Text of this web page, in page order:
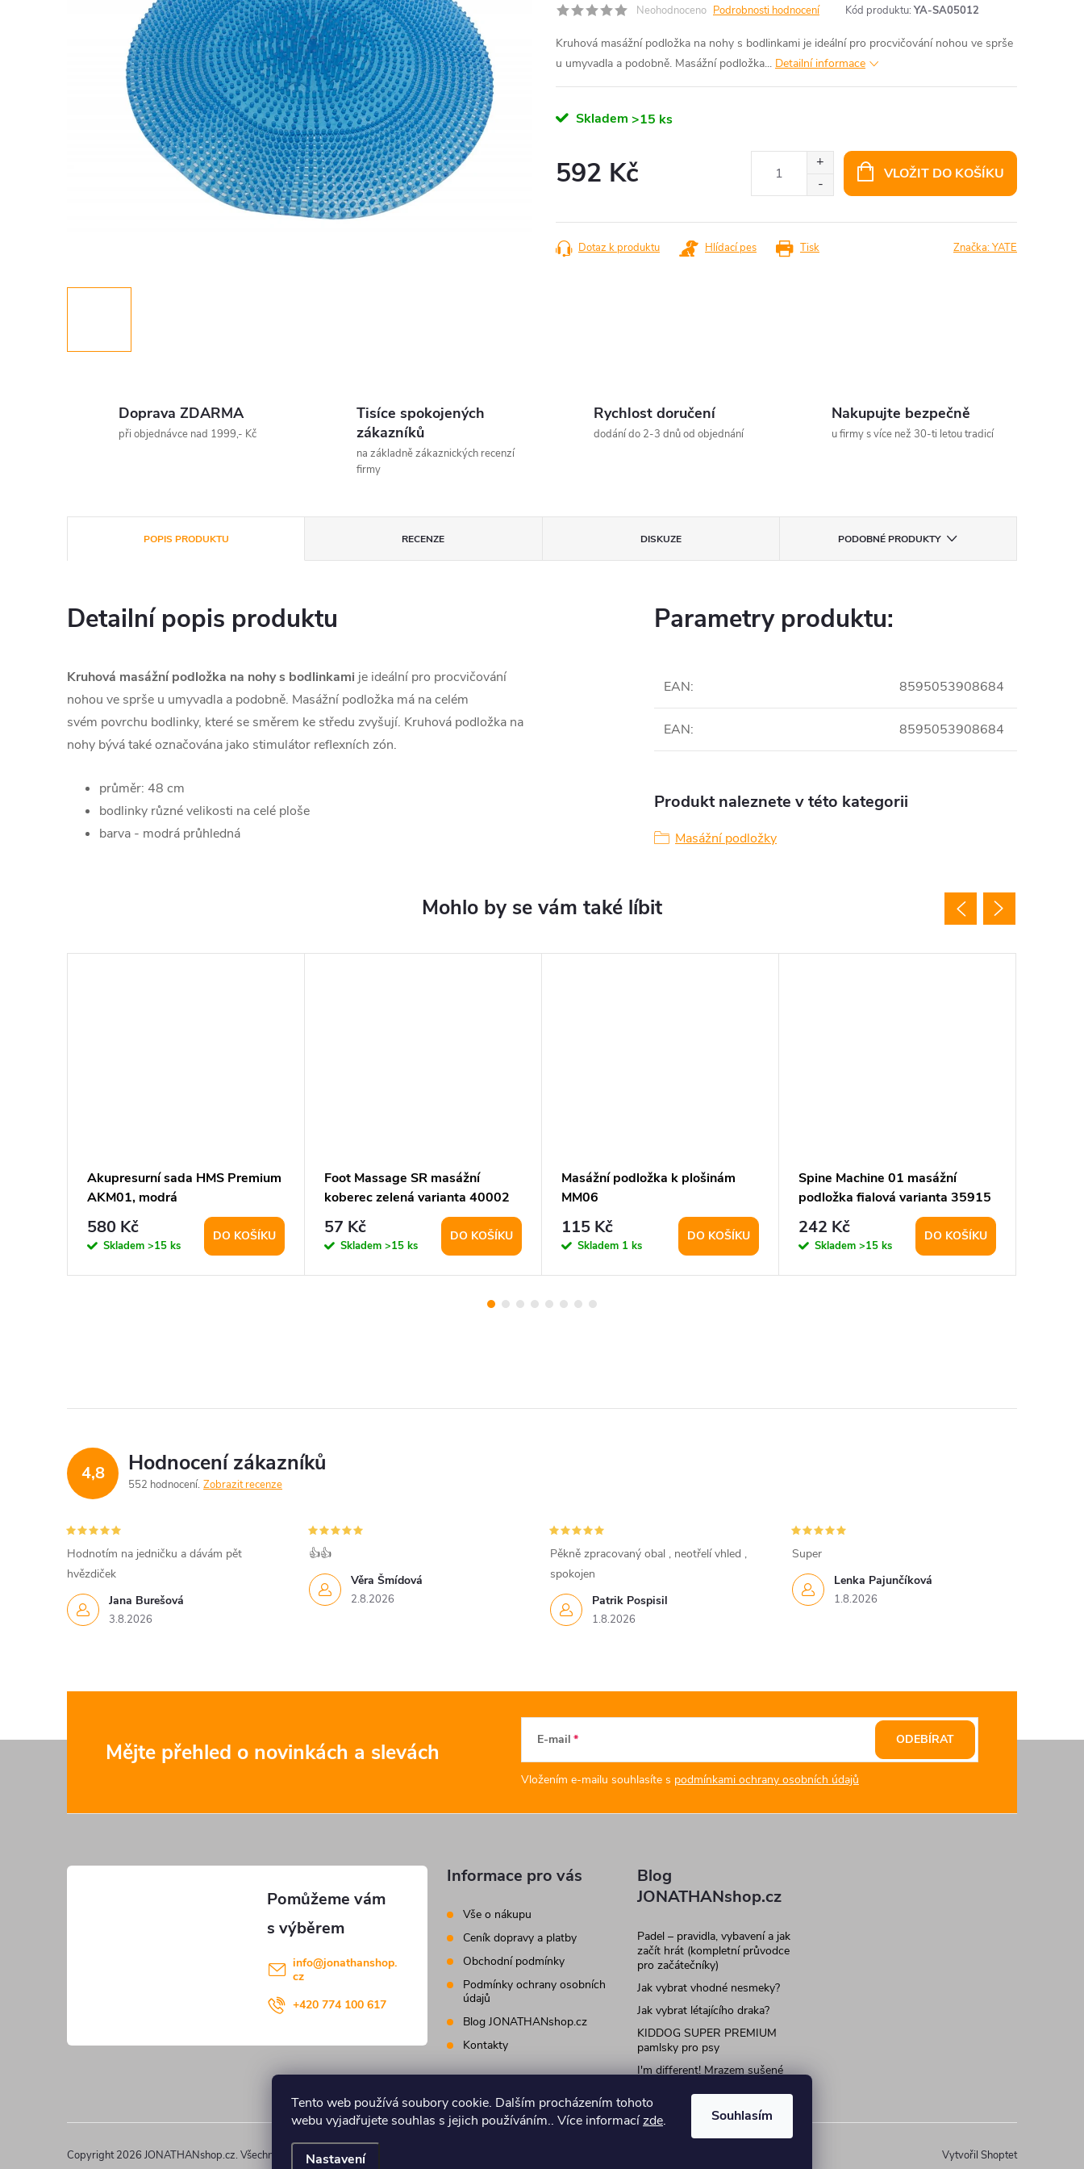
Tento web používá soubory cookie. Dalším procházením tohoto
webu vyjadřujete souhlas s jejich používáním.. Více informacízde.
Nastavení
Souhlasím
Neohodnoceno Podrobnosti hodnocení Kód produktu: YA-SA05012
Kruhová masážní podložka na nohy s bodlinkami je ideální pro procvičování nohou ve sprše
u umyvadla a podobně. Masážní podložka... Detailní informace
Skladem >15 ks
592 Kč VLOŽIT DO KOŠÍKU
Tisk
Dotaz k produktu Hlídací pes Značka:YATE
Doprava ZDARMA
při objednávce nad 1999,- Kč
Tisíce spokojených
zákazníků
na základně zákaznických recenzí
firmy
Rychlost doručení
dodání do 2-3 dnů od objednání
Nakupujte bezpečně
u firmy s více než 30-ti letou tradicí
POPIS PRODUKTU RECENZE DISKUZE PODOBNÉ PRODUKTY
Detailní popis produktu
Kruhová masážní podložka na nohy s bodlinkami je ideální pro procvičování
nohou ve sprše u umyvadla a podobně. Masážní podložka má na celém
svém povrchu bodlinky, které se směrem ke středu zvyšují. Kruhová podložka na
nohy bývá také označována jako stimulátor reflexních zón.
průměr: 48 cm
bodlinky různé velikosti na celé ploše
barva - modrá průhledná
Parametry produktu:
EAN: 8595053908684
EAN: 8595053908684
Produkt naleznete v této kategorii
Masážní podložky
Akupresurní sada HMS Premium
AKM01, modrá
580 Kč
Skladem >15 ks
DO KOŠÍKU
Foot Massage SR masážní
koberec zelená varianta 40002
57 Kč
Skladem >15 ks
DO KOŠÍKU
Masážní podložka k plošinám
MM06
115 Kč
Skladem 1 ks
DO KOŠÍKU
Spine Machine 01 masážní
podložka fialová varianta 35915
242 Kč
Skladem >15 ks
DO KOŠÍKU
4,8 Hodnocení zákazníků
552 hodnocení Zobrazit recenze
Jana Burešová
3.8.2026
Hodnotím na jedničku a dávám pět
hvězdiček
Věra Šmídová
2.8.2026
👍👍
Patrik Pospisil
1.8.2026
Pěkně zpracovaný obal , neotřelí vhled ,
spokojen
Lenka Pajunčíková
1.8.2026
Super
Mějte přehled o novinkách a slevách E-mail
Vložením e-mailu souhlasíte s podmínkami ochrany osobních údajů
ODEBÍRAT
info@jonathanshop.
cz
+420 774 100 617
Informace pro vás
Vše o nákupu
Ceník dopravy a platby
Obchodní podmínky
Podmínky ochrany osobních
údajů
Blog JONATHANshop.cz
Kontakty
Blog
JONATHANshop.cz
Padel – pravidla, vybavení a jak
začít hrát (kompletní průvodce
pro začátečníky)
Jak vybrat vhodné nesmeky?
Jak vybrat létajícího draka?
KIDDOG SUPER PREMIUM
pamlsky pro psy
I'm different! Mrazem sušené
kočky
Vytvořil Shoptet
Copyright 2026 JONATHANshop.cz. Všechna práva vyhrazena.Upravit nastavení cookies